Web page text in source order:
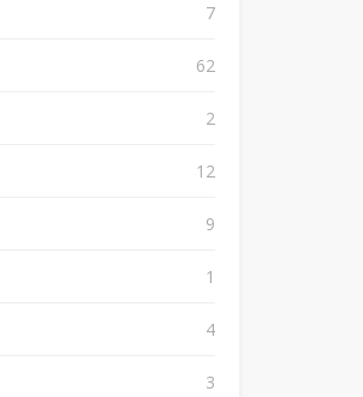
7
62
2
12
9
1
4
3